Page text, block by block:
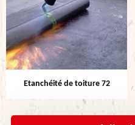
Etanchéité de toiture 72